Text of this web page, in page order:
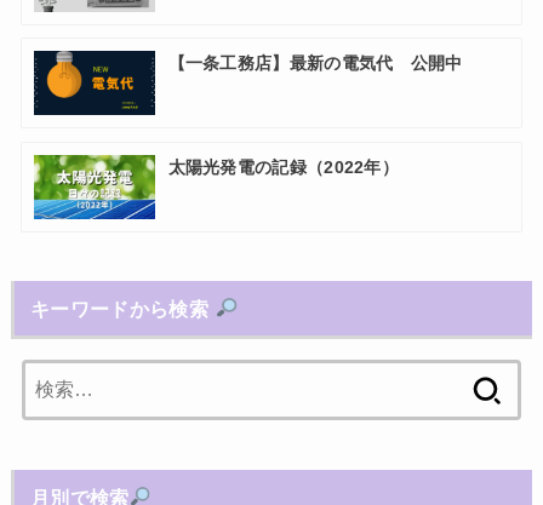
【一条工務店】最新の電気代 公開中
太陽光発電の記録（2022年）
キーワードから検索
索:
月別で検索